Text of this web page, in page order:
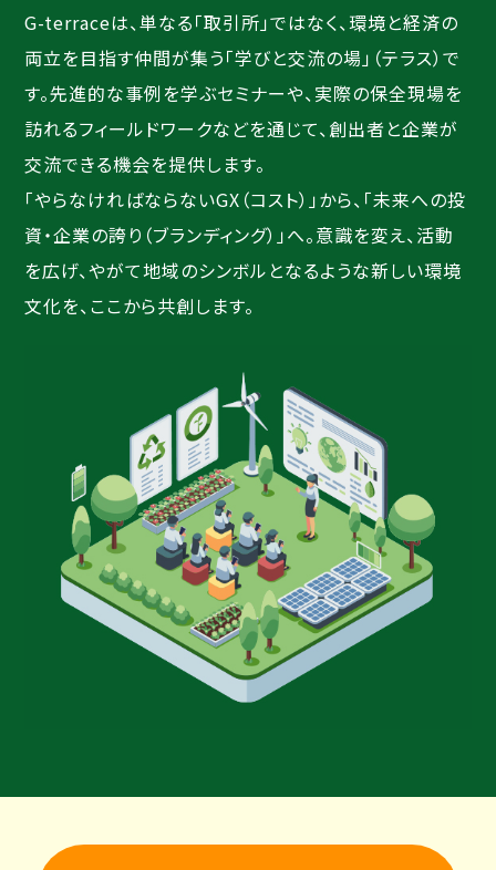
G-terraceは、単なる「取引所」ではなく、環境と経済の
両立を目指す仲間が集う「学びと交流の場」（テラス）で
す。先進的な事例を学ぶセミナーや、実際の保全現場を
訪れるフィールドワークなどを通じて、創出者と企業が
交流できる機会を提供します。
「やらなければならないGX（コスト）」から、「未来への投
資・企業の誇り（ブランディング）」へ。意識を変え、活動
を広げ、やがて地域のシンボルとなるような新しい環境
文化を、ここから共創します。